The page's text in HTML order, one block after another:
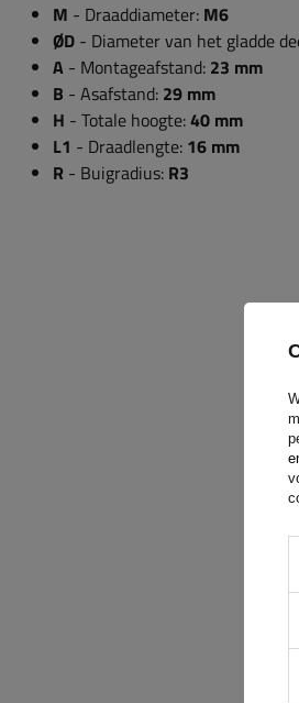
M - Draaddiameter: M6
ØD - Diameter van het gladde
A - Montageafstand: 23 mm
B - Asafstand: 29 mm
H - Totale hoogte:40 mm
L1 - Draadlengte: 16 mm
R - Buigradius: R3